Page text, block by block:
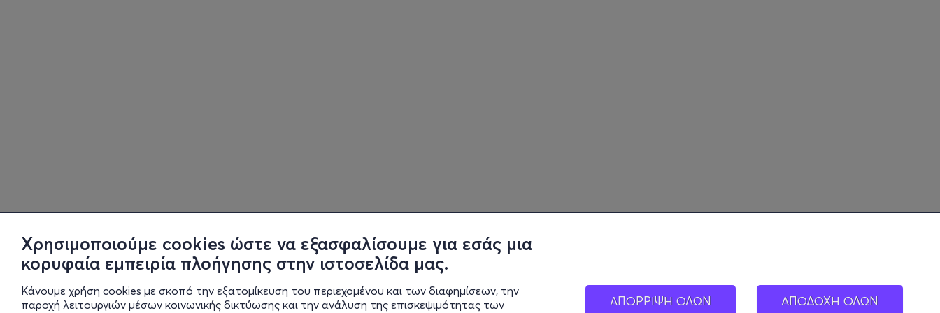
Χρησιμοποιούμε cookies ώστε να εξασφαλίσουμε για εσάς μια
κορυφαία εμπειρία πλοήγησης στην ιστοσελίδα μας.
Κάνουμε χρήση cookies με σκοπό την εξατομίκευση του περιεχομένου και των διαφημίσεων, την
παροχή λειτουργιών μέσων κοινωνικής δικτύωσης και την ανάλυση της επισκεψιμότητας των
ΑΠΟΡΡΙΨΗ ΟΛΩΝ ΑΠΟΔΟΧΗ ΟΛΩΝ